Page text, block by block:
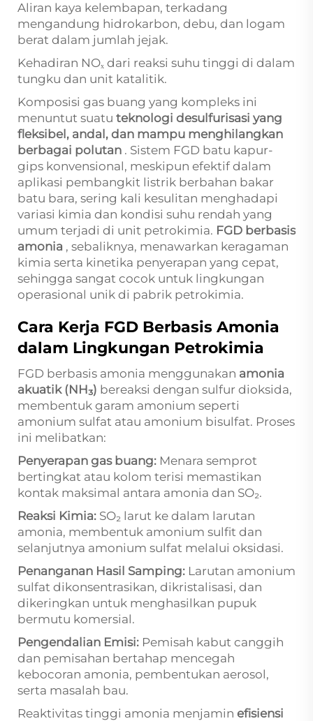
Aliran kaya kelembapan, terkadang
mengandung hidrokarbon, debu, dan logam
berat dalam jumlah jejak.
Kehadiran NOₓ dari reaksi suhu tinggi di dalam
tungku dan unit katalitik.
Komposisi gas buang yang kompleks ini
menuntut suatu teknologi desulfurisasi yang
fleksibel, andal, dan mampu menghilangkan
berbagai polutan . Sistem FGD batu kapur-
gips konvensional, meskipun efektif dalam
aplikasi pembangkit listrik berbahan bakar
batu bara, sering kali kesulitan menghadapi
variasi kimia dan kondisi suhu rendah yang
umum terjadi di unit petrokimia. FGD berbasis
amonia , sebaliknya, menawarkan keragaman
kimia serta kinetika penyerapan yang cepat,
sehingga sangat cocok untuk lingkungan
operasional unik di pabrik petrokimia.
Cara Kerja FGD Berbasis Amonia
dalam Lingkungan Petrokimia
FGD berbasis amonia menggunakan amonia
akuatik (NH₃) bereaksi dengan sulfur dioksida,
membentuk garam amonium seperti
amonium sulfat atau amonium bisulfat. Proses
ini melibatkan:
Penyerapan gas buang: Menara semprot
bertingkat atau kolom terisi memastikan
kontak maksimal antara amonia dan SO₂.
Reaksi Kimia: SO₂ larut ke dalam larutan
amonia, membentuk amonium sulfit dan
selanjutnya amonium sulfat melalui oksidasi.
Penanganan Hasil Samping: Larutan amonium
sulfat dikonsentrasikan, dikristalisasi, dan
dikeringkan untuk menghasilkan pupuk
bermutu komersial.
Pengendalian Emisi: Pemisah kabut canggih
dan pemisahan bertahap mencegah
kebocoran amonia, pembentukan aerosol,
serta masalah bau.
Reaktivitas tinggi amonia menjamin efisiensi